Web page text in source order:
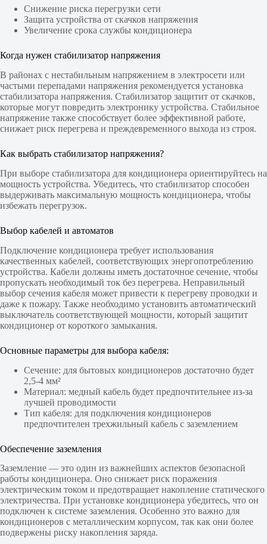
Снижение риска перегрузки сети
Защита устройства от скачков напряжения
Увеличение срока службы кондиционера
Когда нужен стабилизатор напряжения
В районах с нестабильным напряжением в электросети или
частыми перепадами напряжения рекомендуется установка
стабилизатора напряжения. Стабилизатор защитит от скачков,
которые могут повредить электронику устройства. Стабильное
напряжение также способствует более эффективной работе,
снижает риск перегрева и преждевременного выхода из строя.
Как выбрать стабилизатор напряжения?
При выборе стабилизатора для кондиционера ориентируйтесь на
мощность устройства. Убедитесь, что стабилизатор способен
выдерживать максимальную мощность кондиционера, чтобы
избежать перегрузок.
Выбор кабелей и автоматов
Подключение кондиционера требует использования
качественных кабелей, соответствующих энергопотреблению
устройства. Кабели должны иметь достаточное сечение, чтобы
пропускать необходимый ток без перегрева. Неправильный
выбор сечения кабеля может привести к перегреву проводки и
даже к пожару. Также необходимо установить автоматический
выключатель соответствующей мощности, который защитит
кондиционер от короткого замыкания.
Основные параметры для выбора кабеля:
Сечение: для бытовых кондиционеров достаточно будет
2,5-4 мм²
Материал: медный кабель будет предпочтительнее из-за
лучшей проводимости
Тип кабеля: для подключения кондиционеров
предпочтителен трехжильный кабель с заземлением
Обеспечение заземления
Заземление — это один из важнейших аспектов безопасной
работы кондиционера. Оно снижает риск поражения
электрическим током и предотвращает накопление статического
электричества. При установке кондиционера убедитесь, что он
подключен к системе заземления. Особенно это важно для
кондиционеров с металлическим корпусом, так как они более
подвержены риску накопления заряда.